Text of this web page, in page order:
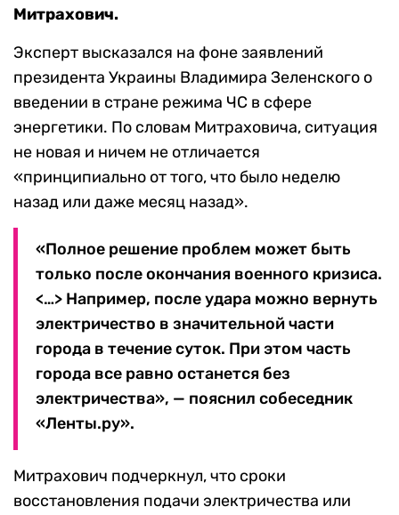
Митрахович.
Эксперт высказался на фоне заявлений
президента Украины Владимира Зеленского о
введении в стране режима ЧС в сфере
энергетики. По словам Митраховича, ситуация
не новая и ничем не отличается
«принципиально от того, что было неделю
назад или даже месяц назад».
«Полное решение проблем может быть
только после окончания военного кризиса.
<…> Например, после удара можно вернуть
электричество в значительной части
города в течение суток. При этом часть
города все равно останется без
электричества», — пояснил собеседник
«Ленты.ру».
Митрахович подчеркнул, что сроки
восстановления подачи электричества или